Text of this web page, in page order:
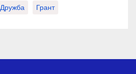
Дружба Грант